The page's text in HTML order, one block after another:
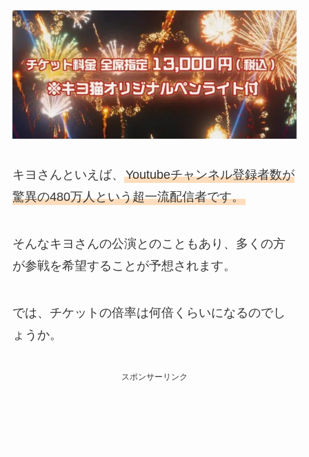
キヨさんといえば、 Youtubeチャンネル登録者数が
驚異の480万人という超一流配信者です。
そんなキヨさんの公演とのこともあり、多くの方
が参戦を希望することが予想されます。
では、チケットの倍率は何倍くらいになるのでし
ょうか。
スポンサーリンク